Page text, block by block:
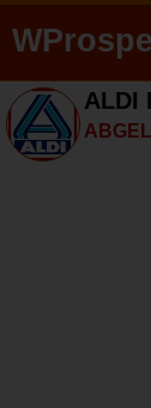
ALDI